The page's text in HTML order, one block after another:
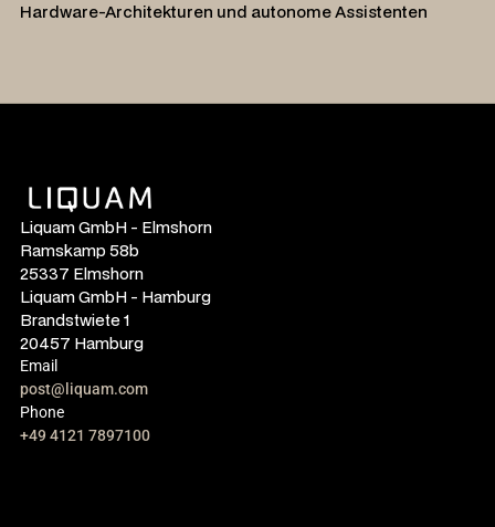
Hardware-Architekturen und autonome Assistenten
Liquam GmbH - Elmshorn
Ramskamp 58b
25337 Elmshorn
Liquam GmbH - Hamburg
Brandstwiete 1
20457 Hamburg
Email
post@liquam.com
Phone
+49 4121 7897100